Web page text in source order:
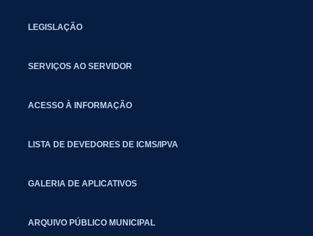
LEGISLAÇÃO
SERVIÇOS AO SERVIDOR
ACESSO À INFORMAÇÃO
LISTA DE DEVEDORES DE ICMS/IPVA
GALERIA DE APLICATIVOS
ARQUIVO PÚBLICO MUNICIPAL